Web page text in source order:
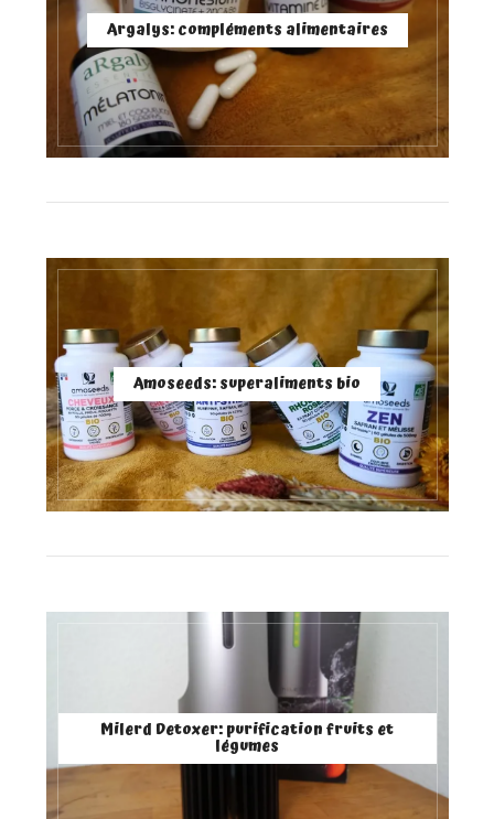
Argalys: compléments alimentaires
Amoseeds: superaliments bio
Milerd Detoxer: purification fruits et
légumes